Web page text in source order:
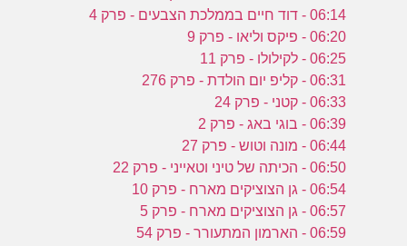
06:14 - דוד חיים בממלכת הצבעים - פרק 4
06:20 - פיקס וליאו - פרק 9
06:25 - לקילולו - פרק 11
06:31 - קליפ יום הולדת - פרק 276
06:33 - קטני - פרק 24
06:39 - בוגי באג - פרק 2
06:44 - מונה וטוש - פרק 27
06:50 - הכיתה של טיני וטאייני - פרק 22
06:54 - גן הצוציקים מארח - פרק 10
06:57 - גן הצוציקים מארח - פרק 5
06:59 - הארמון המתעורר - פרק 54